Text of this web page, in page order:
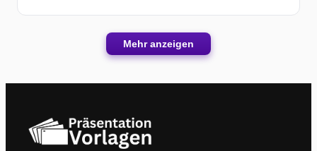
Mehr anzeigen